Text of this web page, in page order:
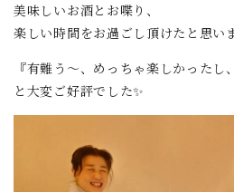
美味しいお酒とお喋り、
楽しい時間をお過ごし頂けたと思い
『有難う〜、めっちゃ楽しかったし
と大変ご好評でした✨